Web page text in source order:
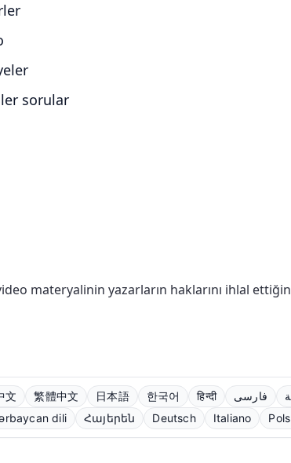
sorular
materyalinin yazarların haklarını ihlal
文 繁體中文 日本語 한국어 हिन्दी فارسی
dili Հայերեն Deutsch Italiano